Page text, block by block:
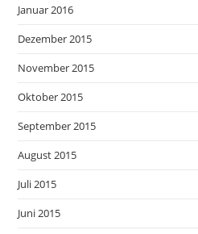
Januar 2016
Dezember 2015
November 2015
Oktober 2015
September 2015
August 2015
Juli 2015
Juni 2015